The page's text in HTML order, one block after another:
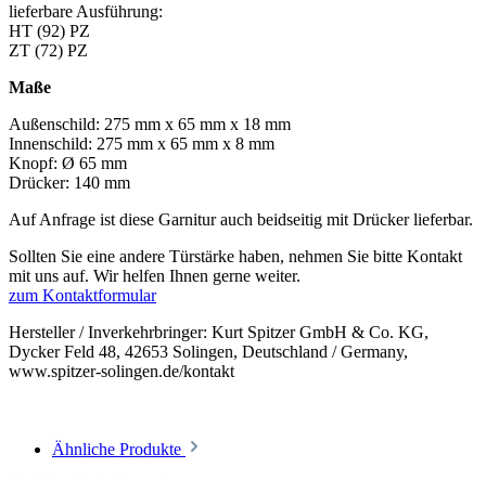
lieferbare Ausführung:
HT (92) PZ
ZT (72) PZ
Maße
Außenschild: 275 mm x 65 mm x 18 mm
Innenschild: 275 mm x 65 mm x 8 mm
Knopf: Ø 65 mm
Drücker: 140 mm
Auf Anfrage ist diese Garnitur auch beidseitig mit Drücker lieferbar.
Sollten Sie eine andere Türstärke haben, nehmen Sie bitte Kontakt
mit uns auf. Wir helfen Ihnen gerne weiter.
zum Kontaktformular
Hersteller / Inverkehrbringer: Kurt Spitzer GmbH & Co. KG,
Dycker Feld 48, 42653 Solingen, Deutschland / Germany,
www.spitzer-solingen.de/kontakt
Ähnliche Produkte